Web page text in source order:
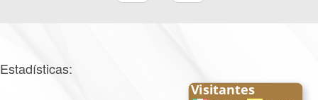
Estadísticas: